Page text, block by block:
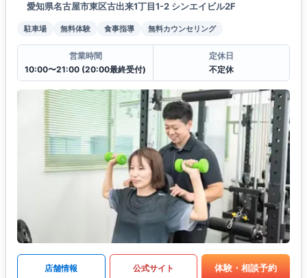
愛知県名古屋市東区古出来1丁目1-2 シンエイビル2F
駐車場 無料体験 食事指導 無料カウンセリング
営業時間
10:00〜21:00 (20:00最終受付)
定休日
不定休
店舗情報 公式サイト 体験・相談予約